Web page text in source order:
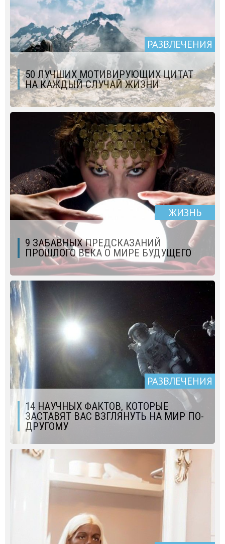
РАЗВЛЕЧЕНИЯ
50 ЛУЧШИХ МОТИВИРУЮЩИХ ЦИТАТ
НА КАЖДЫЙ СЛУЧАЙ ЖИЗНИ
ЖИЗНЬ
9 ЗАБАВНЫХ ПРЕДСКАЗАНИЙ
ПРОШЛОГО ВЕКА О МИРЕ БУДУЩЕГО
РАЗВЛЕЧЕНИЯ
14 НАУЧНЫХ ФАКТОВ, КОТОРЫЕ
ЗАСТАВЯТ ВАС ВЗГЛЯНУТЬ НА МИР ПО-
ДРУГОМУ